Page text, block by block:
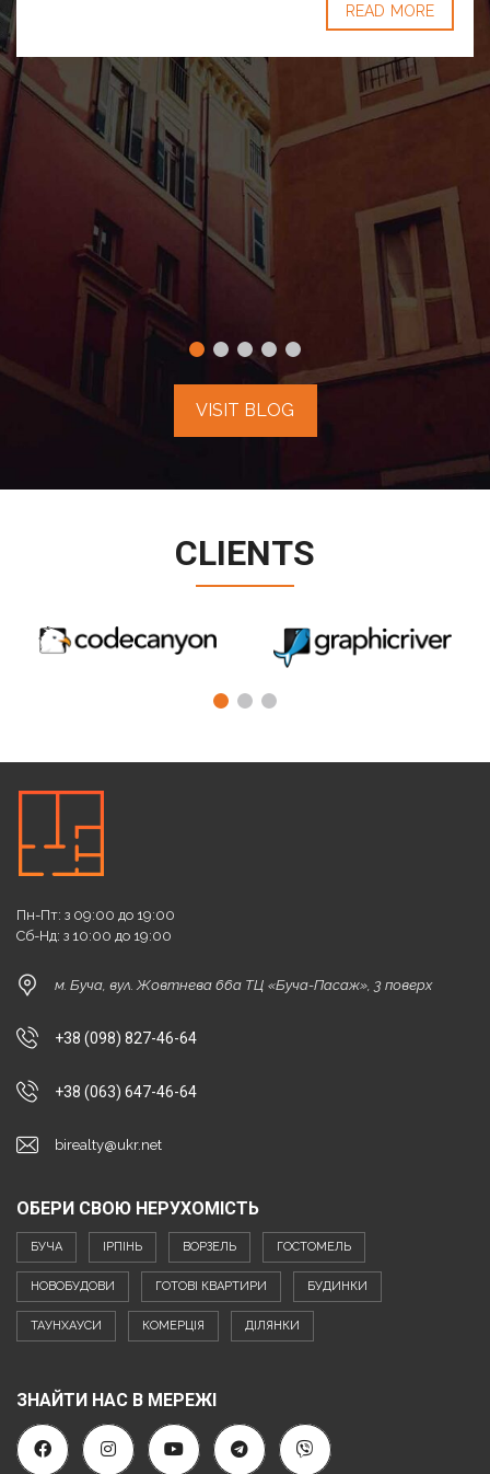
READ MORE
VISIT BLOG
CLIENTS
Пн-Пт: з 09:00 до 19:00
Сб-Нд: з 10:00 до 19:00
м. Буча, вул. Жовтнева 66а ТЦ «Буча-Пасаж», 3 поверх
+38 (098) 827-46-64
+38 (063) 647-46-64
birealty@ukr.net
ОБЕРИ СВОЮ НЕРУХОМІСТЬ
БУЧА ІРПІНЬ ВОРЗЕЛЬ ГОСТОМЕЛЬ
НОВОБУДОВИ ГОТОВІ КВАРТИРИ БУДИНКИ
ТАУНХАУСИ КОМЕРЦІЯ ДІЛЯНКИ
ЗНАЙТИ НАС В МЕРЕЖІ